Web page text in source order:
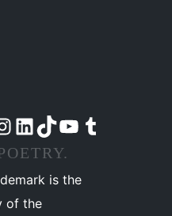
ウントへ LinkedIn アカウントへTikTok アカウントへ YouTube チャンネルへ Tumblr アカウントへ
is the
of the